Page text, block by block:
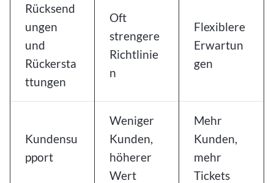
Rücksend
ungen
und
Rückersta
ttungen
Oft
strengere
Richtlinie
n
Flexiblere
Erwartun
gen
Kundensu
pport
Weniger
Kunden,
höherer
Wert
Mehr
Kunden,
mehr
Tickets